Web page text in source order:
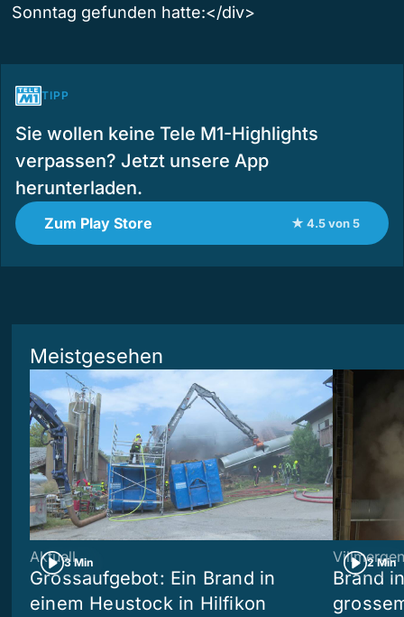
Sonntag gefunden hatte:</div>
TIPP
Sie wollen keine Tele M1-Highlights
verpassen? Jetzt unsere App
herunterladen.
Zum Play Store ★ 4.5 von 5
Meistgesehen
3 Min
Aktuell
Grossaufgebot: Ein Brand in
einem Heustock in Hilfikon
2 Min
Villmergen
Brand